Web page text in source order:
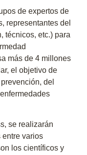
de expertos de
representantes del
técnicos, etc.) para
más de 4 millones
el objetivo de
del
se realizarán
entre varios
los científicos y